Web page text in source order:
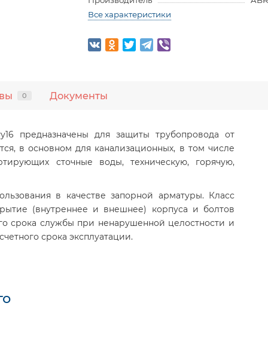
Все характеристики
0 Документы
предназначены для защиты трубопровода от
в основном для канализационных, в том числе
сточные воды, техническую, горячую,
в качестве запорной арматуры. Класс
(внутреннее и внешнее) корпуса и болтов
срока службы при ненарушенной целостности и
срока эксплуатации.